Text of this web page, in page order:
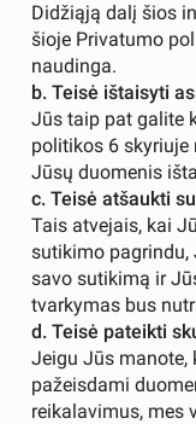
Didžiąją dalį šios
šioje Privatumo
naudinga.
b. Teisė ištaisyti
Jūs taip pat galite
politikos 6 skyriuje
Jūsų duomenis
c. Teisė atšaukti
Tais atvejais, kai
sutikimo pagrindu,
savo sutikimą ir
tvarkymas bus
d. Teisė pateikti
Jeigu Jūs manote,
pažeisdami
reikalavimus, mes